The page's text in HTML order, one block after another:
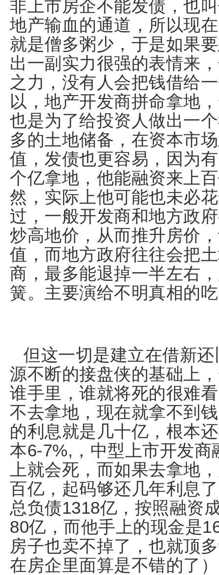
非上市房企不能发债，也
地产输血的通道，所以现
就是僧多粥少，于是如果
出一副实力很强的表情来
之力，没有人会把钱借给
以，地产开发商拼命拿地
也是为了给投资人做出一
多的土地储备，在资本市
值，发债也更容易，因为
个亿拿地，他能融资来上
然，实际上他可能也未必
过，一般开发商和地方政
炒高地价，从而推升房价
值，而地方政府往往会把
商，最多能退掉一半左右
簧。主要演给不明真相的
但这一切是建立在借新
源不断的接盘侠的基础上
谁手里，谁就将死的很难
不去拿地，现在就拿不到
的利息就是几十亿，根本
本6-7%,，中型上市开发
上就会死，而如果去拿地
百亿，起码够还几年利息
总负债1318亿，按照融资
80亿，而他手上的现金是
房子也卖不掉了，也就顶
在房企里面算是不错的了